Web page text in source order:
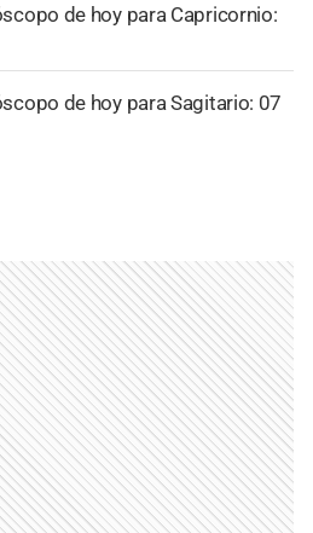
de hoy para Capricornio:
de hoy para Sagitario: 07